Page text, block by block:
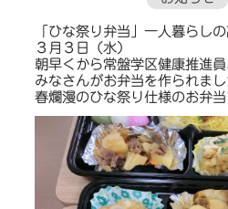
「ひな祭り弁当」一人暮らし
３月３日（水）
朝早くから常盤学区健康推進
みなさんがお弁当を作られまし
春爛漫のひな祭り仕様のお弁当